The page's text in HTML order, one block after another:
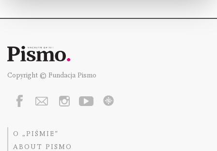
Copyright © Fundacja Pismo
O „PIŚMIE”
ABOUT PISMO